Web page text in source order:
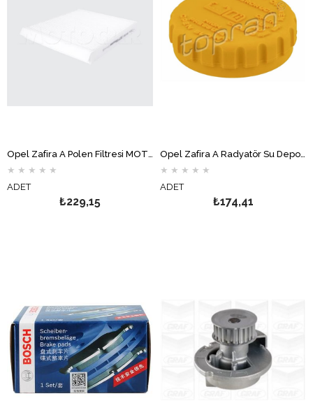
Opel Zafira A Polen Filtresi MOTOCAR
★ ★ ★ ★ ★
ADET
₺229,15
Opel Zafira A Radyatör Su Deposu Kapağı TOPRAN
★ ★ ★ ★ ★
ADET
₺174,41